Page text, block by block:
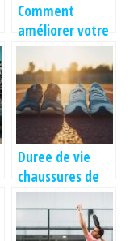
Comment
améliorer votre
tir à la
pétanque dès
maintenant : les
fondamentaux
de la stabilité
corporelle
Duree de vie
chaussures de
running :
mythes et
realites sur le